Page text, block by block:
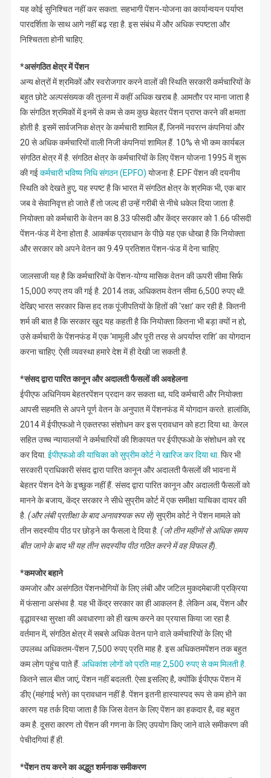
यह कोई सुनिश्चित नहीं कर सकता. सहभागी पेंशन-योजना का कार्यान्वयन पर्याप्त
पारदर्शिता के साथ आगे नहीं बढ़ रहा है. इस संबंध में और अधिक स्पष्टता और
निश्चितता होनी चाहिए.
*असंगठित क्षेत्र में पेंशन
अन्य क्षेत्रों में श्रमिकों और स्वरोजगार करने वालों की स्थिति सरकारी कर्मचारियों के
बहुत छोटे अल्पसंख्यक की तुलना में कहीं अधिक खराब है. आमतौर पर माना जाता है
कि संगठित श्रमिकों में इनमें से कम से कम कुछ बेहतर पेंशन प्राप्त करने की क्षमता
होती है. इसमें सार्वजनिक क्षेत्र के कर्मचारी शामिल हैं, जिनमें नवरत्न कंपनियां और
20 से अधिक कर्मचारियों वाली निजी कंपनियां शामिल हैं. 10% से भी कम कार्यबल
संगठित क्षेत्र में है. संगठित क्षेत्र के कर्मचारियों के लिए पेंशन योजना 1995 में शुरू
की गईकर्मचारी भविष्य निधि संगठन (EPFO) योजना है. EPF पेंशन की दयनीय
स्थिति को देखते हुए, यह स्पष्ट है कि भारत में संगठित क्षेत्र के श्रमिक भी, एक बार
जब वे सेवानिवृत्त हो जाते हैं तो जल्द ही उन्हें गरीबी से नीचे धकेल दिया जाता है.
नियोक्ता को कर्मचारी के वेतन का 8.33 फीसदी और केंद्र सरकार को 1.66 फीसदी
पेंशन-फंड में देना होता है. आकर्षक प्रावधान के पीछे यह एक धोखा है कि नियोक्ता
और सरकार को अपने वेतन का 9.49 प्रतिशत पेंशन-फंड में देना चाहिए.
जालसाजी यह है कि कर्मचारियों के पेंशन-योग्य मासिक वेतन की ऊपरी सीमा सिर्फ
15,000 रुपए तय की गई है. 2014 तक, अधिकतम वेतन सीमा 6,500 रुपए थी.
देखिए भारत सरकार किस हद तक पूंजीपतियों के हितों की ‘रक्षा’ कर रही है. कितनी
शर्म की बात है कि सरकार खुद यह कहती है कि नियोक्ता कितना भी बड़ा क्यों न हो,
उसे कर्मचारी के पेंशनफंड में एक ‘मामूली और पूरी तरह से अपर्याप्त राशि’ का योगदान
करना चाहिए. ऐसी व्यवस्था हमारे देश में ही देखी जा सकती है.
*संसद द्वारा पारित कानून और अदालती फैसलों की अवहेलना
ईपीएफ अधिनियम बेहतरपेंशन प्रदान कर सकता था, यदि कर्मचारी और नियोक्ता
आपसी सहमति से अपने पूर्ण वेतन के अनुपात में पेंशनफंड में योगदान करते. हालांकि,
2014 में ईपीएफओ ने एकतरफा संशोधन कर इस प्रावधान को हटा दिया था. केरल
सहित उच्च न्यायालयों ने कर्मचारियों की शिकायत पर ईपीएफओ के संशोधन को रद्द
कर दिया. ईपीएफओ की याचिका को सुप्रीम कोर्ट ने खारिज कर दिया था. फिर भी
सरकारी प्राधिकारी संसद द्वारा पारित कानून और अदालती फैसलों की भावना में
बेहतर पेंशन देने के इच्छुक नहीं हैं. संसद द्वारा पारित कानून और अदालती फैसलों को
मानने के बजाय, केंद्र सरकार ने सीधे सुप्रीम कोर्ट में एक समीक्षा याचिका दायर की
है. (और लंबी प्रतीक्षा के बाद अनावश्यक रूप से) सुप्रीम कोर्ट ने पेंशन मामले को
तीन सदस्यीय पीठ पर छोड़ने का फैसला दे दिया है. (जो तीन महीनों से अधिक समय
बीत जाने के बाद भी यह तीन सदस्यीय पीठ गठित करने में वह विफल है).
*कमजोर बहाने
कमजोर और असंगठित पेंशनभोगियों के लिए लंबी और जटिल मुकदमेबाजी प्रक्रिया
में फंसाना असंभव है. यह भी केंद्र सरकार का ही आकलन है. लेकिन अब, पेंशन और
वृद्धावस्था सुरक्षा की अवधारणा को ही खत्म करने का प्रयास किया जा रहा है.
वर्तमान में, संगठित क्षेत्र में सबसे अधिक वेतन पाने वाले कर्मचारियों के लिए भी
उपलब्ध अधिकतम-पेंशन 7,500 रुपए प्रति माह है. इस अधिकतमपेंशन तक बहुत
कम लोग पहुंच पाते हैं. अधिकांश लोगों को प्रति माह 2,500 रुपए से कम मिलती है.
कितने साल बीत जाएं, पेंशन नहीं बदलती. ऐसा इसलिए है, क्योंकि ईपीएफ पेंशन में
डीए (महंगाई भत्ते) का प्रावधान नहीं है. पेंशन इतनी हास्यास्पद रूप से कम होने का
कारण यह तर्क दिया जाता है कि जिस वेतन के लिए पेंशन का हकदार है, वह बहुत
कम है. दूसरा कारण तो पेंशन की गणना के लिए उपयोग किए जाने वाले समीकरण की
पेचीदगियां हैं ही.
*पेंशन तय करने का अद्भुत शर्मनाक समीकरण